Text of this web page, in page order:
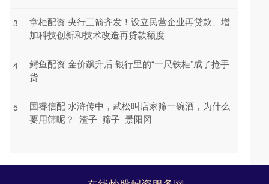
3
拿柜配资 央行三箭齐发！设立民营企业再贷款、增
加科技创新和技术改造再贷款额度
4
鳄鱼配资 金价飙升后 银行里的“一尺铁柜”成了抢手
货
5
国睿信配 水浒传中，武松叫店家筛一碗酒，为什么
要用筛呢？_渣子_筛子_景阳冈